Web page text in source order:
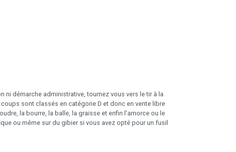
démarche administrative, tournez vous vers le tir à la
sont classés en catégorie D et donc en vente libre
la bourre, la balle, la graisse et enfin l'amorce ou le
ou même sur du gibier si vous avez opté pour un fusil